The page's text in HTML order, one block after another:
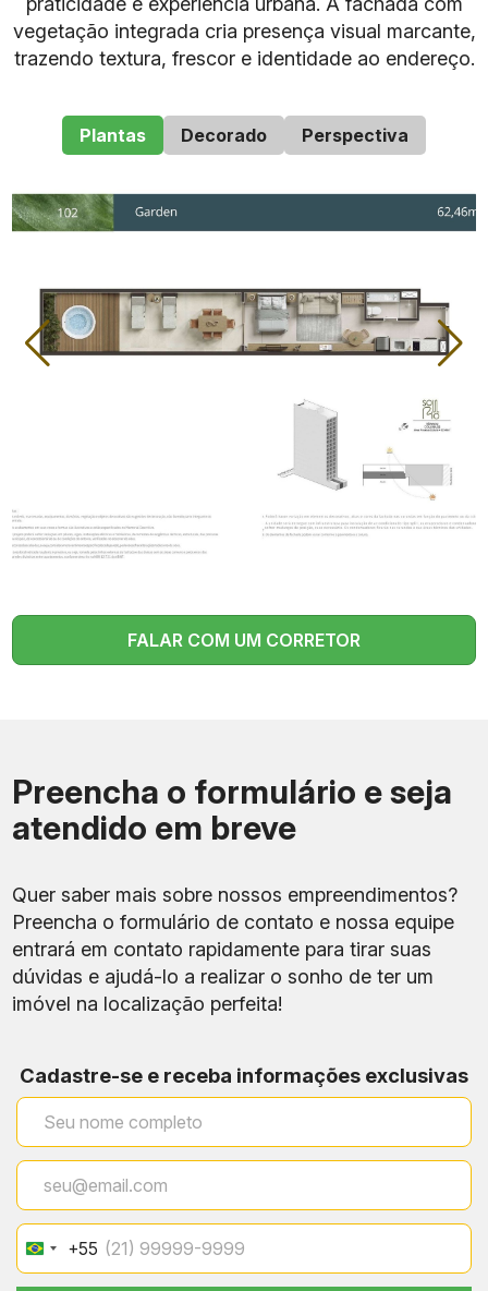
Característica Informação confirmada
Nome do
empreendimento
Soul Rio Barão de Icaraí
Endereço
Rua Barão de Icaraí, 30,
Janeiro
Flamengo, Zona Sul do
Rio de Janeiro
Total de unidades
residenciais
VGV estimado R$ 80 milhões
Residencial
Tipologias
Studios, Studios
Garden e Coberturas
Incorporadora Monza Incorporações
Parceiros citados na
pesquisa
RJDI e Schipper
Engenharia
Rooftop, piscina,
Lavanderia,
box, grab and go, pet
vegetação integrada cria presença visual marcante,
trazendo textura, frescor e identidade ao endereço.
Plantas Decorado Perspectiva
FALAR COM UM CORRETOR
Preencha o formulário e seja
atendido em breve
Quer saber mais sobre nossos empreendimentos?
Preencha o formulário de contato e nossa equipe
entrará em contato rapidamente para tirar suas
dúvidas e ajudá-lo a realizar o sonho de ter um
imóvel na localização perfeita!
Cadastre-se e receba informações exclusivas
Brazil
+55
+55